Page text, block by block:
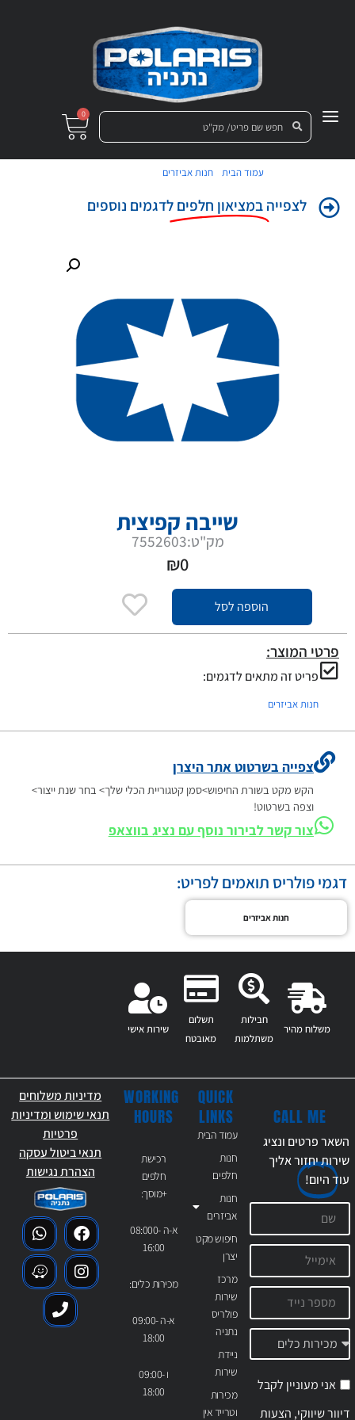
0
עמוד הבית /חנות אביזרים
לצפייהבמציאון חלפים לדגמים נוספים
שייבה קפיצית
מק"ט:7552603
₪0
הוספה לסל
פרטי המוצר:
פריט זה מתאים לדגמים:
חנות אביזרים
צפייה בשרטוט אתר היצרן
הקש מקט בשורת החיפוש>סמן קטגוריית הכלי שלך> בחר שנת ייצור>
וצפה בשרטוט!
צור קשר לבירור נוסף עם נציג בווצאפ
דגמי פולריס תואמים לפריט:
חנות אביזרים
משלוח מהיר
חבילות
משתלמות
תשלום
מאובטח
שירות אישי
QUICK
LINKS
עמוד הבית
חנות
חלפים
חנות
אביזרים
חיפוש מקט
יצרן
מרכז
שירות
פולריס
נתניה
ניידת
שירות
מכירות
וטרייד אין
WORKING
HOURS
רכישת
חלפים
+מוסך:
א-ה 08:000-
16:00
מכירות כלים:
א-ה 09:00-
18:00
ו 09:00-
18:00
CALL ME
השאר פרטים ונציג
שירות יחזור אליך
עודהיום!
אני מעוניין לקבל
דיוור שיווקי, הצעות
מדיניות משלוחים
תנאי שימוש ומדיניות
פרטיות
תנאי ביטול עסקה
הצהרת נגישות